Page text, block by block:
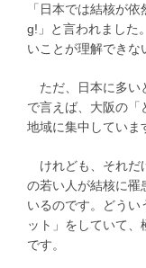
「日本では結核が
g!」と言われました
いことが理解できな
ただ、日本に多い
で言えば、大阪の
地域に集中していま
けれども、それだ
の若い人が結核に罹
いるのです。どうい
ット」をしていて、
です。